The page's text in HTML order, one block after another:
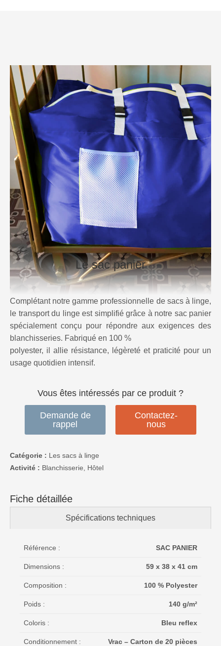
Le sac panier
Complétant notre gamme professionnelle de sacs à linge,
le transport du linge est simplifié grâce à notre sac panier
spécialement conçu pour répondre aux exigences des
blanchisseries. Fabriqué en 100 %
polyester, il allie résistance, légèreté et praticité pour un
usage quotidien intensif.
Vous êtes intéressés par ce produit ?
Demande de
rappel
Contactez-
nous
Catégorie : Les sacs à linge
Activité : Blanchisserie, Hôtel
Fiche détaillée
Spécifications techniques
Référence : SAC PANIER
Dimensions : 59 x 38 x 41 cm
Composition : 100 % Polyester
Poids : 140 g/m²
Coloris : Bleu reflex
Conditionnement : Vrac – Carton de 20 pièces